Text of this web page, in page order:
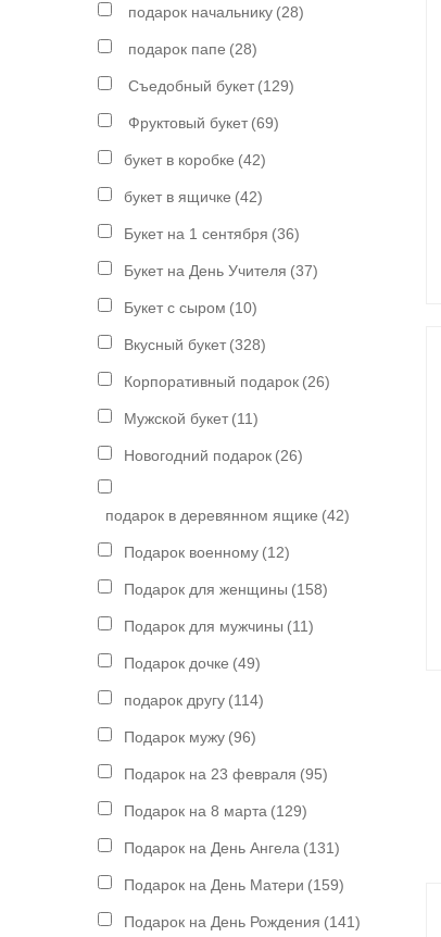
подарок начальнику (28)
подарок папе (28)
Съедобный букет (129)
Фруктовый букет (69)
букет в коробке (42)
букет в ящичке (42)
Букет на 1 сентября (36)
Букет на День Учителя (37)
Букет с сыром (10)
Вкусный букет (328)
Корпоративный подарок (26)
Мужской букет (11)
Новогодний подарок (26)
подарок в деревянном ящике (42)
Подарок военному (12)
Подарок для женщины (158)
Подарок для мужчины (11)
Подарок дочке (49)
подарок другу (114)
Подарок мужу (96)
Подарок на 23 февраля (95)
Подарок на 8 марта (129)
Подарок на День Ангела (131)
Подарок на День Матери (159)
Подарок на День Рождения (141)